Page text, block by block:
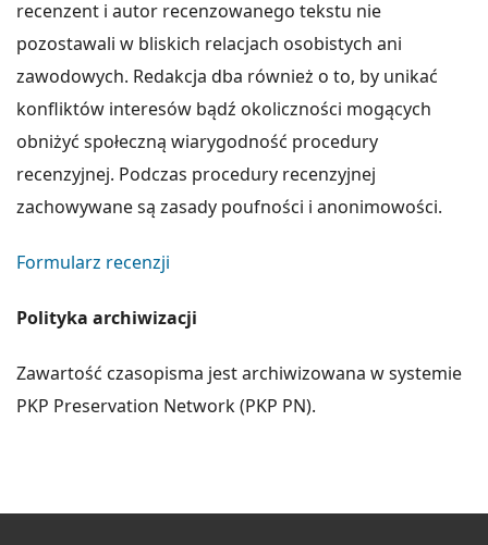
recenzent i autor recenzowanego tekstu nie
pozostawali w bliskich relacjach osobistych ani
zawodowych. Redakcja dba również o to, by unikać
konfliktów interesów bądź okoliczności mogących
obniżyć społeczną wiarygodność procedury
recenzyjnej. Podczas procedury recenzyjnej
zachowywane są zasady poufności i anonimowości.
Formularz recenzji
Polityka archiwizacji
Zawartość czasopisma jest archiwizowana w systemie
PKP Preservation Network (PKP PN).